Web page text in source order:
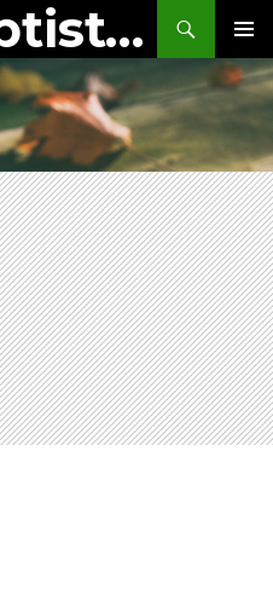
Église Baptiste de Montbéliard
MENU